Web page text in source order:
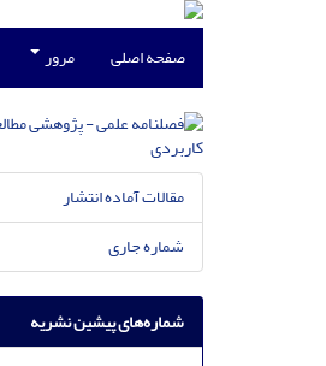
صفحه اصلی مرور
مقالات آماده انتشار
شماره جاری
شماره‌های پیشین نشریه